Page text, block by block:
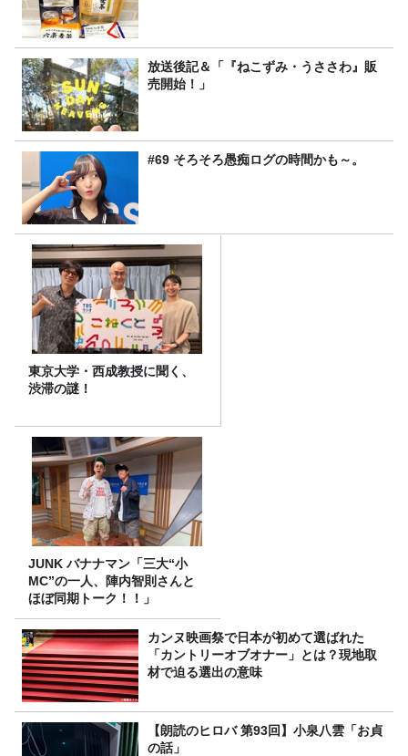
放送後記＆「『ねこずみ・うささわ』販
売開始！」
#69 そろそろ愚痴ログの時間かも～。
東京大学・西成教授に聞く、
渋滞の謎！
JUNK バナナマン「三大“小
MC”の一人、陣内智則さんと
ほぼ同期トーク！！」
カンヌ映画祭で日本が初めて選ばれた
「カントリーオブオナー」とは？現地取
材で迫る選出の意味
【朗読のヒロバ 第93回】小泉八雲「お貞
の話」